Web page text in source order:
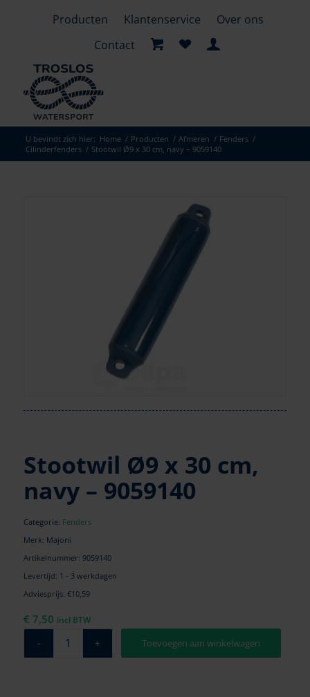
Producten Klantenservice
Over ons
Contact
U bevindt zich hier: Home / Producten / Afmeren / Fenders /
Cilinderfenders / Stootwil Ø9 x 30 cm, navy – 9059140
Stootwil Ø9 x 30 cm,
navy – 9059140
Categorie: Fenders
Merk: Majoni
Artikelnummer: 9059140
Levertijd: 1 - 3 werkdagen
Adviesprijs: €10,59
€ 7,50 incl BTW
Toevoegen aan winkelwagen